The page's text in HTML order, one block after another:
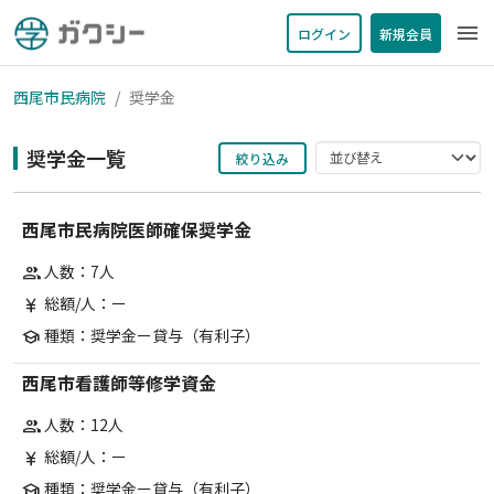
ログイン 新規会員 menu
西尾市民病院 奨学金
奨学金一覧 絞り込み
西尾市民病院医師確保奨学金
group人数：7人
currency_yen 総額/人：ー
school 種類：奨学金ー貸与（有利子）
西尾市看護師等修学資金
group人数：12人
currency_yen 総額/人：ー
種類：奨学金ー貸与（有利子）